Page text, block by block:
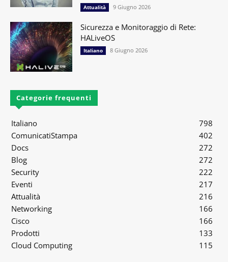
Attualità 9 Giugno 2026
Sicurezza e Monitoraggio di Rete:
HALiveOS
Italiano 8 Giugno 2026
Categorie frequenti
Italiano
798
ComunicatiStampa
402
Docs
272
Blog
272
Security
222
Eventi
217
Attualità
216
Networking
166
Cisco
166
Prodotti
133
Cloud Computing
115